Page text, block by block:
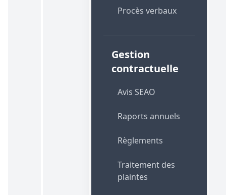
Procès verbaux
Gestion
contractuelle
Avis SEAO
Raports annuels
Règlements
Traitement des
plaintes